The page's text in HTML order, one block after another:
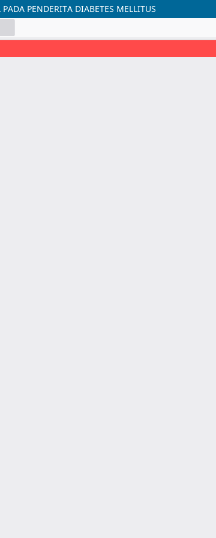
PENDERITA DIABETES MELLITUS